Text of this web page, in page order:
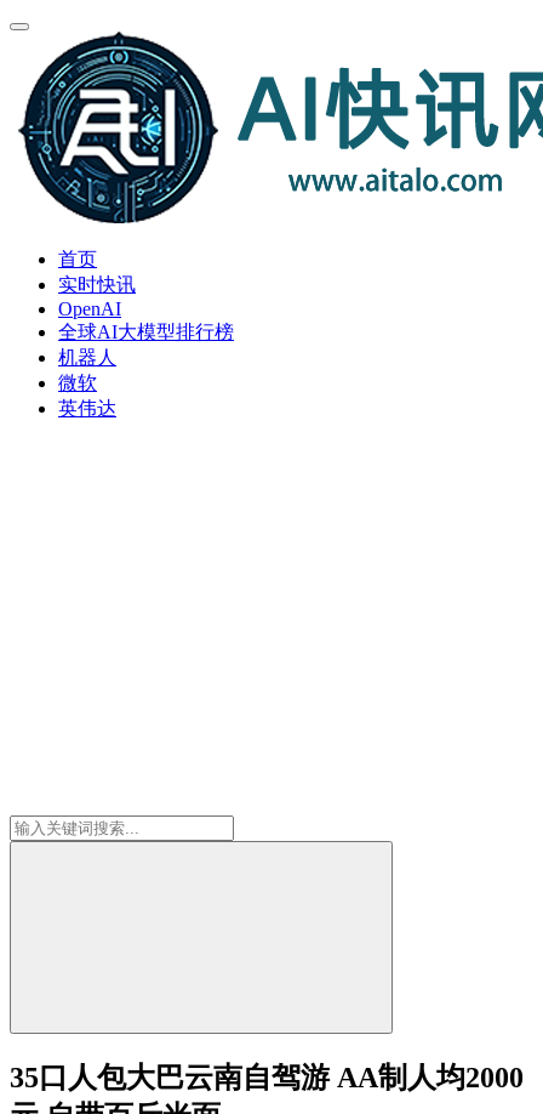
首页
实时快讯
OpenAI
全球AI大模型排行榜
机器人
微软
英伟达
35口人包大巴云南自驾游 AA制人均2000